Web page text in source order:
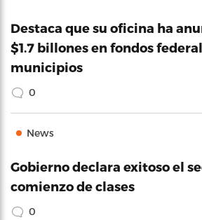
Destaca que su oficina ha
$1.7 billones en fondos
municipios
0
News
Gobierno declara exitoso el
comienzo de clases
0